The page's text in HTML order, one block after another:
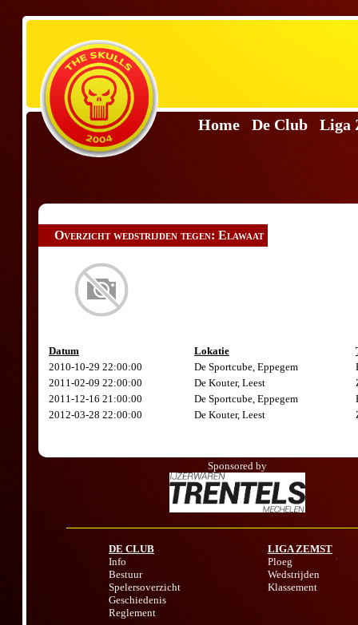
Home De Club Liga
Overzicht wedstrijden tegen: Elawaat
Datum Lokatie
2010-10-29 22:00:00
De Sportcube, Eppegem
2011-02-09 22:00:00
De Kouter, Leest
2011-12-16 21:00:00
De Sportcube, Eppegem
2012-03-28 22:00:00
De Kouter, Leest
Sponsored by
DE CLUB
Info
Bestuur
Spelersoverzicht
Geschiedenis
Reglement
LIGA ZEMST
Ploeg
Wedstrijden
Klassement